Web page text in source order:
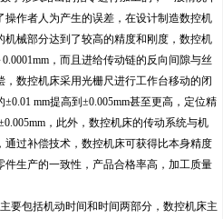
作者人为产生的误差，在设计制造数控机
械部分达到了较高的精度和刚度，数控机
，而且进给传动链的反向间隙与丝
数控机床采用光栅尺进行工作台移动的闭
mm提高到±0.005mm甚至更高，定位精
，此外，数控机床的传动系统与机
过补偿技术，数控机床可获得比本身精度
生产的一致性，产品合格率高，加工质量
要包括机动时间和时间两部分，数控机床主